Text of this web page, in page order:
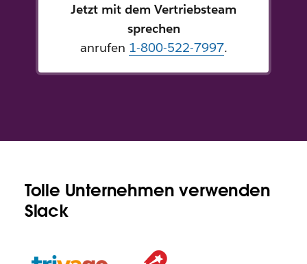
Jetzt mit dem Vertriebsteam
sprechen
anrufen 1-800-522-7997.
Tolle Unternehmen verwenden
Slack